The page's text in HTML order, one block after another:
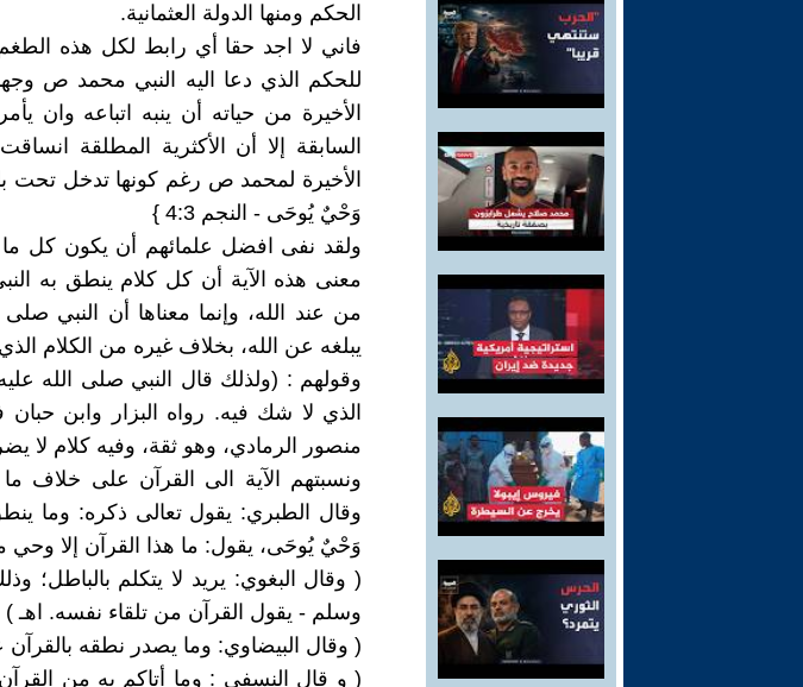
الحكم ومنها الدولة العثمانية.
فاني لا اجد حقا أي رابط لكل هذه
للحكم الذي دعا اليه النبي محمد ص
الأخيرة من حياته أن ينبه اتباعه وان
السابقة إلا أن الأكثرية المطلقة
الأخيرة لمحمد ص رغم كونها تدخل تحت
وَحْيٌ يُوحَى - النجم 4:3 }
ولقد نفى افضل علمائهم أن يكون كل
معنى هذه الآية أن كل كلام ينطق به
من عند الله، وإنما معناها أن النبي
يبلغه عن الله، بخلاف غيره من الكلام
وقولهم : (ولذلك قال النبي صلى الله
الذي لا شك فيه. رواه البزار وابن
منصور الرمادي، وهو ثقة، وفيه كلام لا
ونسبتهم الآية الى القرآن على خلاف
وقال الطبري: يقول تعالى ذكره: وما
وَحْيٌ يُوحَى، يقول: ما هذا القرآن إلا وحي
( وقال البغوي: يريد لا يتكلم بالباطل؛
وسلم - يقول القرآن من تلقاء نفسه. اهـ )
( وقال البيضاوي: وما يصدر نطقه بالقرآن
( و قال النسفي : وما أتاكم به من